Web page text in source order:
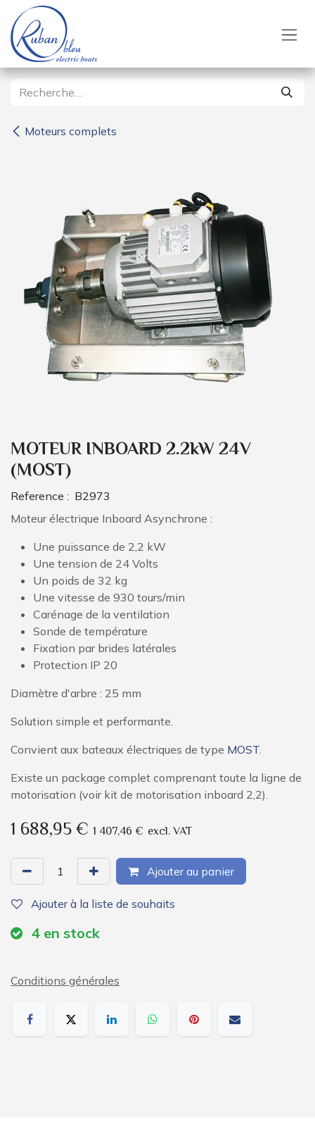
Se rendre au contenu
Moteurs complets
MOTEUR INBOARD 2.2kW 24V
(MOST)
Reference : B2973
Moteur électrique Inboard Asynchrone :
Une puissance de 2,2 kW
Une tension de 24 Volts
Un poids de 32 kg
Une vitesse de 930 tours/min
Carénage de la ventilation
Sonde de température
Fixation par brides latérales
Protection IP 20
Diamètre d'arbre : 25 mm
Solution simple et performante.
Convient aux bateaux électriques de type MOST.
Existe un package complet comprenant toute la ligne de
motorisation (voir kit de motorisation inboard 2,2).
1 688,95€ 1 407,46 € excl. VAT
Ajouter au panier
Ajouter à la liste de souhaits
4 en stock
Conditions générales